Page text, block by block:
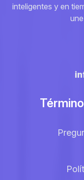
inteligentes y en